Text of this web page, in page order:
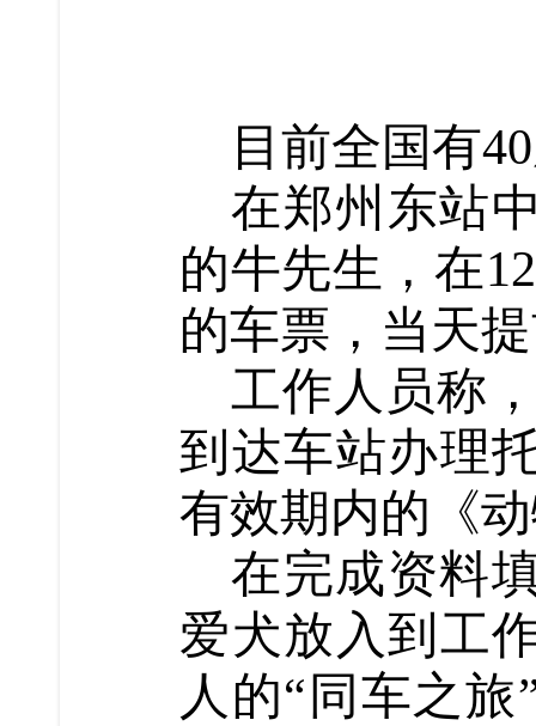
目前全国有
在郑州东站
的牛先生，在
的车票，当天
工作人员称
到达车站办理
有效期内的《
在完成资料
爱犬放入到工
人的“同车之